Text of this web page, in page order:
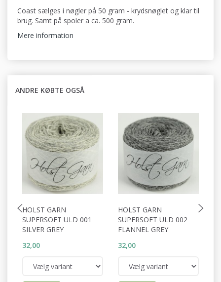
Coast sælges i nøgler på 50 gram - krydsnøglet og klar til
brug. Samt på spoler a ca. 500 gram.
Mere information
ANDRE KØBTE OGSÅ
HOLST GARN
SUPERSOFT ULD 001
SILVER GREY
32,00
HOLST GARN
SUPERSOFT ULD 002
FLANNEL GREY
32,00